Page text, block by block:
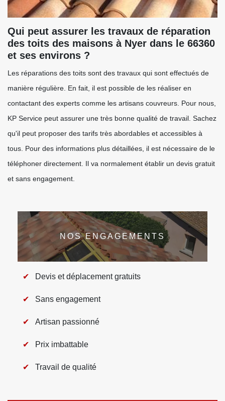
Qui peut assurer les travaux de réparation
des toits des maisons à Nyer dans le 66360
et ses environs ?
Les réparations des toits sont des travaux qui sont effectués de
manière régulière. En fait, il est possible de les réaliser en
contactant des experts comme les artisans couvreurs. Pour nous,
KP Service peut assurer une très bonne qualité de travail. Sachez
qu'il peut proposer des tarifs très abordables et accessibles à
tous. Pour des informations plus détaillées, il est nécessaire de le
téléphoner directement. Il va normalement établir un devis gratuit
et sans engagement.
NOS ENGAGEMENTS
Devis et déplacement gratuits
Sans engagement
Artisan passionné
Prix imbattable
Travail de qualité